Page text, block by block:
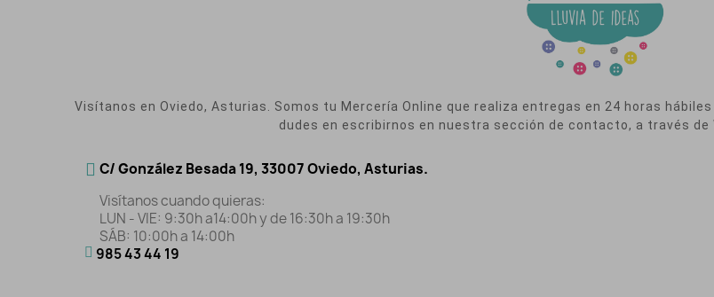
Visítanos en Oviedo, Asturias. Somos tu Mercería Online que realiza entregas en 24 horas
dudes en escribirnos en nuestra sección de contacto, a través de
C/ González Besada 19, 33007 Oviedo, Asturias.
Visítanos cuando quieras:
LUN - VIE: 9:30h a14:00h y de 16:30h a 19:30h
SÁB: 10:00h a 14:00h
985 43 44 19